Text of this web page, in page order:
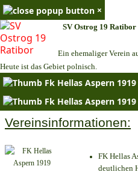
×
SV Ostrog 19
Ein ehemaliger Verein
Heute ist das Gebiet polnisch.
Vereinsinformationen:
FK Hellas
deutlichen